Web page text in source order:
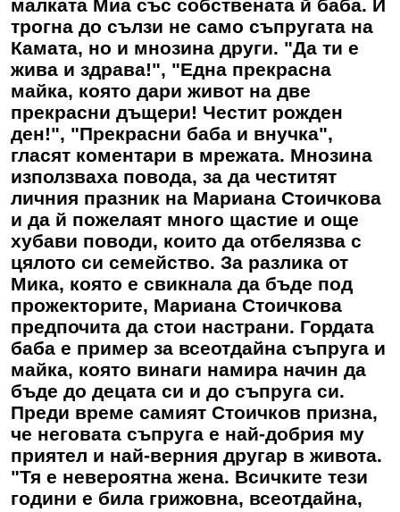
малката Миа със собствената й баба. И
трогна до сълзи не само съпругата на
Камата, но и мнозина други. "Да ти е
жива и здрава!", "Една прекрасна
майка, която дари живот на две
прекрасни дъщери! Честит рожден
ден!", "Прекрасни баба и внучка",
гласят коментари в мрежата. Мнозина
използваха повода, за да честитят
личния празник на Мариана Стоичкова
и да й пожелаят много щастие и още
хубави поводи, които да отбелязва с
цялото си семейство. За разлика от
Мика, която е свикнала да бъде под
прожекторите, Мариана Стоичкова
предпочита да стои настрани. Гордата
баба е пример за всеотдайна съпруга и
майка, която винаги намира начин да
бъде до децата си и до съпруга си.
Преди време самият Стоичков призна,
че неговата съпруга е най-добрия му
приятел и най-верния другар в живота.
"Тя е невероятна жена. Всичките тези
години е била грижовна, всеотдайна,